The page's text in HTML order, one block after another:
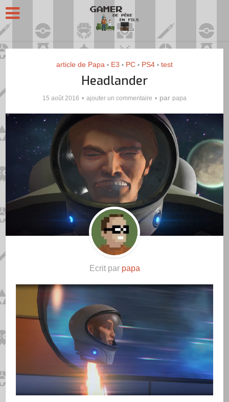
article de Papa • E3 • PC • PS4 • test
Headlander
15 août 2016 ajouter un commentaire par papa
Ecrit par papa